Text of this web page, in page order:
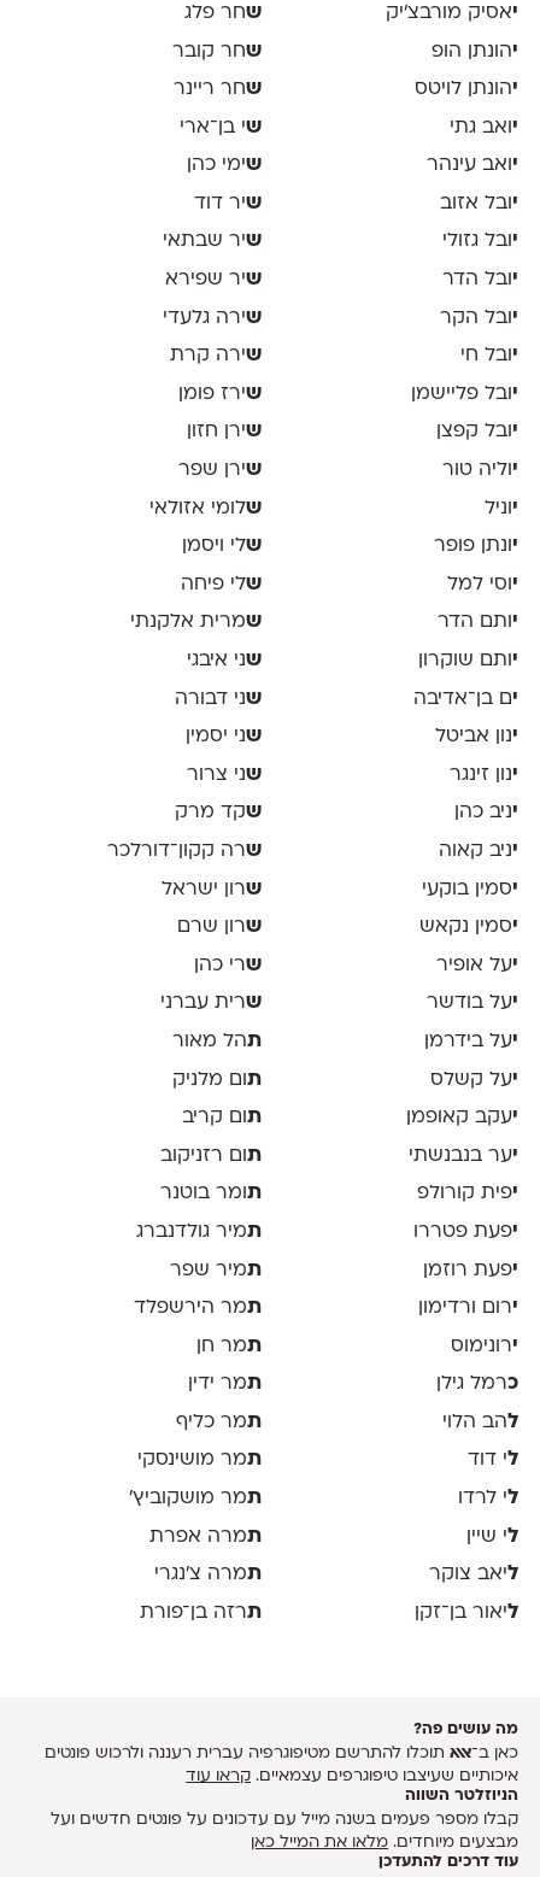
יאסיק מורבצ'יק
יהונתן הופ
יהונתן לויטס
י ואב גתי
יואב עינהר
י ובל אזוב
יובל גזולי
י ובל הדר
י ובל הקר
יובל חי
י ובל פליישמן
יובל קפצן
י וליה טור
י וניל
יונתן פופר
י וסי למל
יותם הדר
י ותם שוקרון
ים בן־אדיבה
ינון אביטל
ינון זינגר
יניב כהן
יניב קאוה
יסמין בוקעי
יסמין נקאש
יעל אופיר
יעל בודשר
יעל בידרמן
יעל קשלס
יעקב קאופמן
יער בנבנשתי
יפית קורולפ
יפעת פטררו
יפעת רוזמן
ירום ורדימון
ירונימוס
כרמל גילן
להב הלוי
לי דוד
לי לרדו
לי שיין
ליאב צוקר
ליאור בן־זקן
שחר פלג
שחר קובר
שחר ריינר
שי בן־ארי
שימי כהן
שיר דוד
שיר שבתאי
שיר שפירא
שירה גלעדי
שירה קרת
שירז פומן
שירן חזון
שירן שפר
שלומי אזולאי
שלי ויסמן
שלי פיחה
שמרית אלקנתי
שני איבגי
שני דבורה
שני יסמין
שני צרור
שקד מרק
שרה קקון־דורלכר
שרון ישראל
שרון שרם
שרי כהן
שרית עברני
תהל מאור
תום מלניק
ת ום קריב
ת ום רזניקוב
תומר בוטנר
תמיר גולדנברג
תמיר שפר
תמר הירשפלד
תמר חן
תמר ידין
תמר כליף
תמר מושינסקי
תמר מושקוביץ'
תמרה אפרת
תמרה צ׳נגרי
תרזה בן־פורת
מה עושים פה?
כאן ב־אאאתוכלו להתרשם מטיפוגרפיה עברית רעננה ולרכוש פונטים
איכותיים שעיצבו טיפוגרפים עצמאיים. קראו עוד
הניוזלטר השווה
קבלו מספר פעמים בשנה מייל עם עדכונים על פונטים חדשים ועל
מבצעים מיוחדים. מלאו את המייל כאן
עוד דרכים להתעדכן